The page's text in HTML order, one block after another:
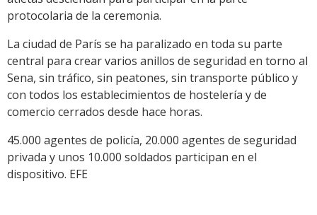
protocolaria de la ceremonia.
La ciudad de París se ha paralizado en toda su parte
central para crear varios anillos de seguridad en torno al
Sena, sin tráfico, sin peatones, sin transporte público y
con todos los establecimientos de hostelería y de
comercio cerrados desde hace horas.
45.000 agentes de policía, 20.000 agentes de seguridad
privada y unos 10.000 soldados participan en el
dispositivo. EFE